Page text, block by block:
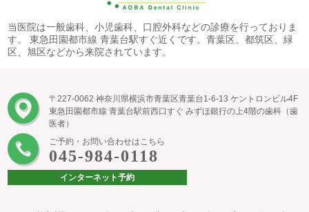
当医院は一般歯科、小児歯科、口腔外科などの診療を行っておりま
す。 東急田園都市線 青葉台駅すぐ近くです。青葉区、都筑区、緑
区、旭区などから来院されています。
〒227-0062 神奈川県横浜市青葉区青葉台1-6-13 ケントロンビル4F
東急田園都市線 青葉台駅前西口すぐ みずほ銀行の上4階の歯科（歯
医者）
ご予約・お問い合わせはこちら
045-984-0118
インターネット予約